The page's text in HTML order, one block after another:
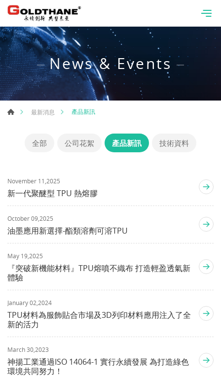
News & Events
最新消息 產品新訊
全部 公司花絮 產品新訊 技術資料
November 11,2025
新一代聚醚型 TPU 熱熔膠
October 09,2025
油墨應⽤新選擇-酯類溶劑可溶TPU
May 19,2025
『突破新機能材料』TPU熔噴不織布 打造輕盈透氣新
體驗
January 02,2024
TPU材料為服飾貼合市場及3D列印材料應用注入了全
新的活力
March 30,2023
神揚工業通過ISO 14064-1 實行永續發展 為打造綠色
環境共同努力！